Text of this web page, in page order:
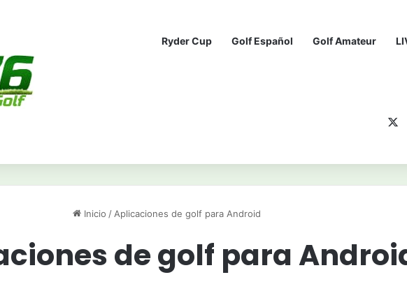
Ryder Cup Golf Español Golf Amateur
Inicio / Aplicaciones de golf para Android
de golf para